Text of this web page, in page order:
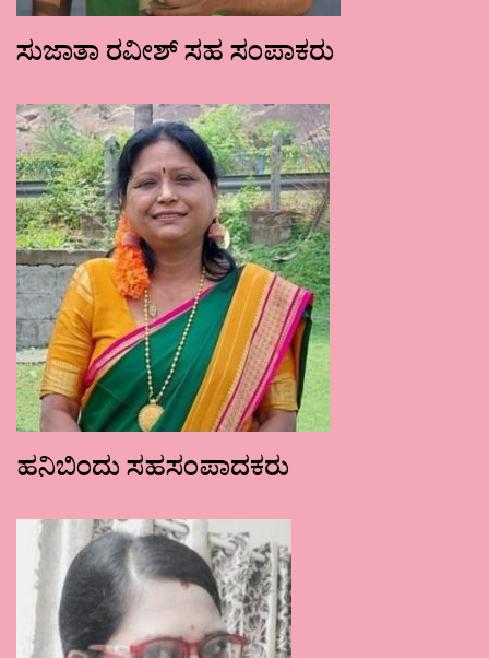
ಸುಜಾತಾ ರವೀಶ್ ಸಹ ಸಂಪಾಕರು
ಹನಿಬಿಂದು ಸಹಸಂಪಾದಕರು